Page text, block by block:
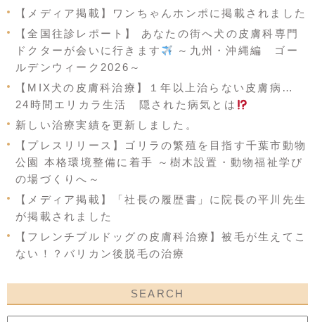
【メディア掲載】ワンちゃんホンポに掲載されました
【全国往診レポート】 あなたの街へ犬の皮膚科専門
ドクターが会いに行きます
～九州・沖縄編 ゴー
ルデンウィーク2026～
【MIX犬の皮膚科治療】１年以上治らない皮膚病…
24時間エリカラ生活 隠された病気とは
新しい治療実績を更新しました。
【プレスリリース】ゴリラの繁殖を目指す千葉市動物
公園 本格環境整備に着手 ～樹木設置・動物福祉学び
の場づくりへ～
【メディア掲載】「社長の履歴書」に院長の平川先生
が掲載されました
【フレンチブルドッグの皮膚科治療】被毛が生えてこ
ない！？バリカン後脱毛の治療
SEARCH